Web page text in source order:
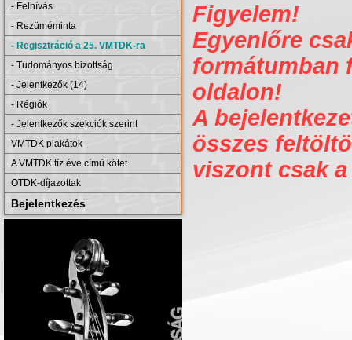
- Felhívás
- Rezüméminta
- Regisztráció a 25. VMTDK-ra
- Tudományos bizottság
- Jelentkezők (14)
- Régiók
- Jelentkezők szekciók szerint
VMTDK plakátok
A VMTDK tíz éve című kötet
OTDK-díjazottak
Bejelentkezés
Figyelem!
Egyenlőre
formátumban
oldalon!
A
összes
viszont csak